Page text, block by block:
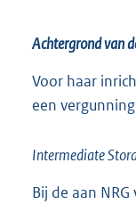
Achtergrond van
Voor haar
een
Intermediate
Bij de aan